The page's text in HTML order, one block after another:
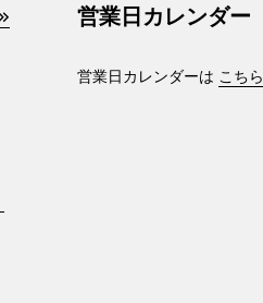
営業日カレンダー
営業日カレンダーは こちら